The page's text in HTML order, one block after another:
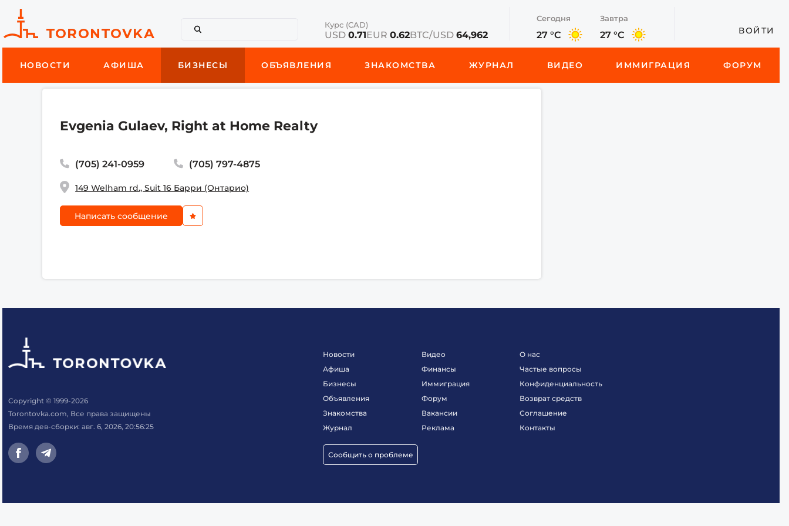
Курс (CAD)
USD 0.71EUR 0.62BTC/USD 64,962
Сегодня
27 °C
Завтра
27 °C ВОЙТИ
НОВОСТИ АФИША БИЗНЕСЫ ОБЪЯВЛЕНИЯ ЗНАКОМСТВА ЖУРНАЛ ВИДЕО ИММИГРАЦИЯ ФОРУМ
Evgenia Gulaev, Right at Home Realty
(705) 241-0959 (705) 797-4875
149 Welham rd., Suit 16 Барри (Онтарио)
Написать сообщение
Copyright © 1999-2026
Torontovka.com, Все права защищены
Время дев-сборки: авг. 6, 2026, 20:56:25
Новости
Афиша
Бизнесы
Объявления
Знакомства
Журнал
Сообщить о проблеме
Видео
Финансы
Иммиграция
Форум
Вакансии
Реклама
О нас
Частые вопросы
Конфиденциальность
Возврат средств
Соглашение
Контакты